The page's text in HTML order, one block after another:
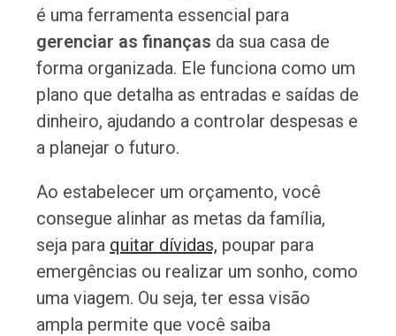
é uma ferramenta essencial para
gerenciar as finanças da sua casa de
forma organizada. Ele funciona como um
plano que detalha as entradas e saídas de
dinheiro, ajudando a controlar despesas e
a planejar o futuro.
Ao estabelecer um orçamento, você
consegue alinhar as metas da família,
seja para quitar dívidas, poupar para
emergências ou realizar um sonho, como
uma viagem. Ou seja, ter essa visão
ampla permite que você saiba